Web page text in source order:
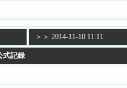
＞＞ 2014-11-10 11:11
式記録